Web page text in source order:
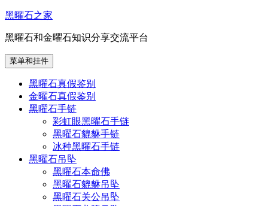
跳
内
容
黑曜石之家
黑曜石和金曜石知识分享交流平台
菜单和挂件
黑曜石真假鉴别
金曜石真假鉴别
黑曜石手链
彩虹眼黑曜石手链
黑曜石貔貅手链
冰种黑曜石手链
黑曜石吊坠
黑曜石本命佛
黑曜石貔貅吊坠
黑曜石关公吊坠